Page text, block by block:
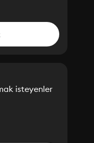
isteyenler